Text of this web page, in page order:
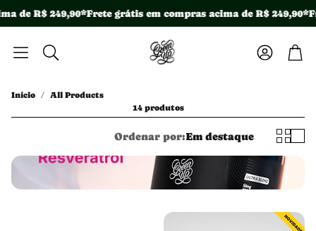
de R$ 249,90*Frete grátis em compras acima de R$ 249,90*
Pesquisar
Conta
Início
All Products
14 produtos
Ordenar por:Em destaque